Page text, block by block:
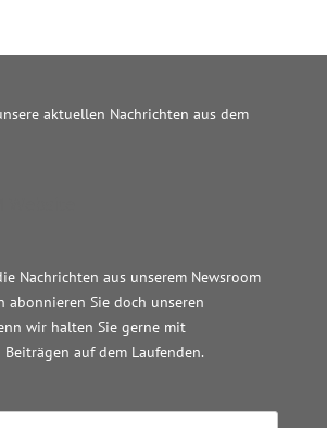
aktuellen Nachrichten aus dem
Nachrichten aus unserem Newsroom
abonnieren Sie doch unseren
wir halten Sie gerne mit
auf dem Laufenden.